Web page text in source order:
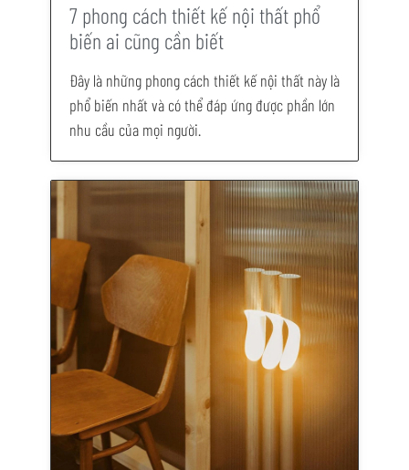
7 phong cách thiết kế nội thất phổ
biến ai cũng cần biết
Đây là những phong cách thiết kế nội thất này là
phổ biến nhất và có thể đáp ứng được phần lớn
nhu cầu của mọi người.